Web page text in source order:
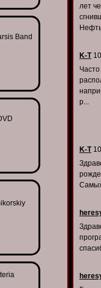
лет
K-T
Часто
р...
K-T